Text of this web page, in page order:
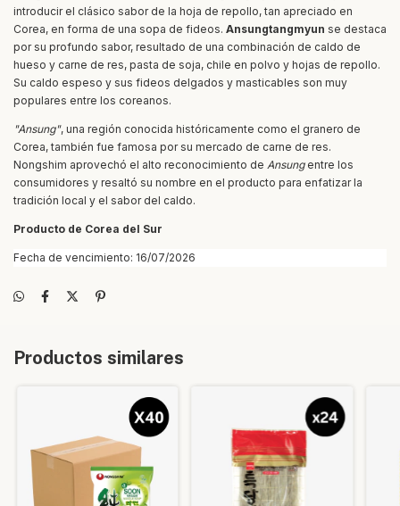
introducir el clásico sabor de la hoja de repollo, tan apreciado en
Corea, en forma de una sopa de fideos. Ansungtangmyun se destaca
por su profundo sabor, resultado de una combinación de caldo de
hueso y carne de res, pasta de soja, chile en polvo y hojas de repollo.
Su caldo espeso y sus fideos delgados y masticables son muy
populares entre los coreanos.
"Ansung", una región conocida históricamente como el granero de
Corea, también fue famosa por su mercado de carne de res.
Nongshim aprovechó el alto reconocimiento de Ansungentre los
consumidores y resaltó su nombre en el producto para enfatizar la
tradición local y el sabor del caldo.
Producto de Corea del Sur
Fecha de vencimiento: 16/07/2026
Productos similares